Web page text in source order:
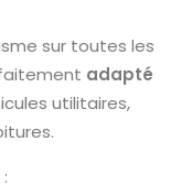
sur toutes les
adapté
utilitaires,